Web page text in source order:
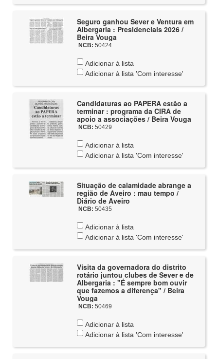
Seguro ganhou Sever e Ventura em
Albergaria : Presidenciais 2026 /
Beira Vouga
NCB: 50424
Adicionar à lista
Adicionar à lista 'Com interesse'
Candidaturas ao PAPERA estão a
terminar : programa da CIRA de
apoio a associações / Beira Vouga
NCB: 50429
Adicionar à lista
Adicionar à lista 'Com interesse'
Situação de calamidade abrange a
região de Aveiro : mau tempo /
Diário de Aveiro
NCB: 50435
Adicionar à lista
Adicionar à lista 'Com interesse'
Visita da governadora do distrito
rotário juntou clubes de Sever e de
Albergaria : "É sempre bom ouvir
que fazemos a diferença" / Beira
Vouga
NCB: 50469
Adicionar à lista
Adicionar à lista 'Com interesse'